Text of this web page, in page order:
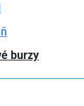
burzy